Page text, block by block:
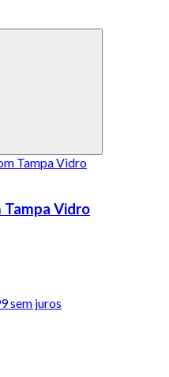
Vidro
sem juros